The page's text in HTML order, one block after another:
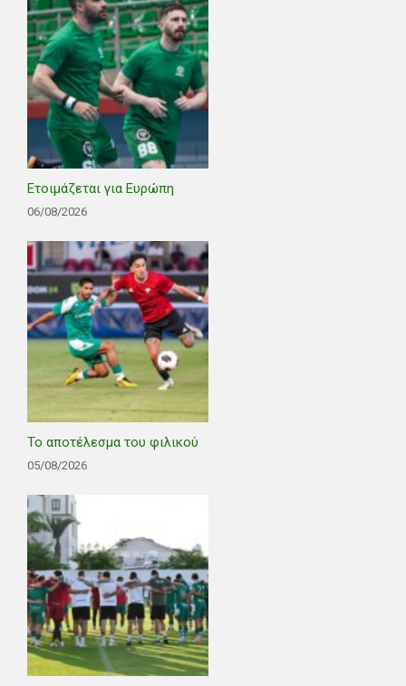
Ετοιμάζεται για Ευρώπη
06/08/2026
Το αποτέλεσμα του φιλικού
05/08/2026